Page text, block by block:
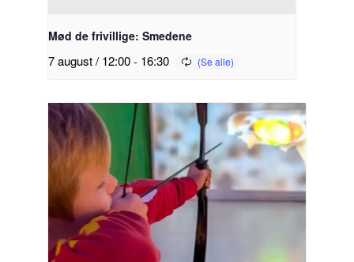
Mød de frivillige: Smedene
7 august / 12:00- 16:30